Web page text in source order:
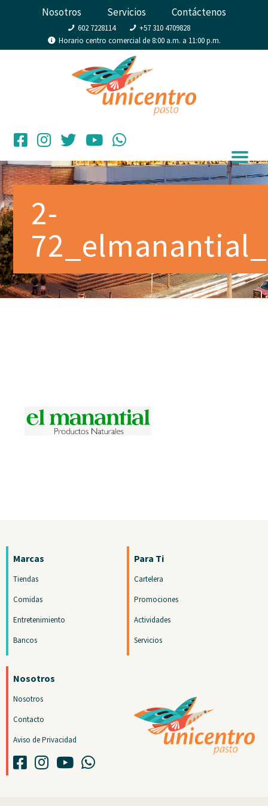
Nosotros Servicios Contáctenos
602 7228114
+57 310 4709828
Horario centro comercial de 8:00 a.m. a 11:00 p.m.
2-
Marcas
Tiendas
Comidas
Entretenimiento
Bancos
Para Ti
Cartelera
Promociones
Actividades
Servicios
Nosotros
Nosotros
Contacto
Aviso de Privacidad